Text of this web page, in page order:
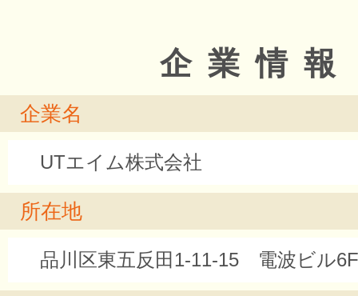
企業情報
企業名
UTエイム株式会社
所在地
品川区東五反田1-11-15 電波ビル6F